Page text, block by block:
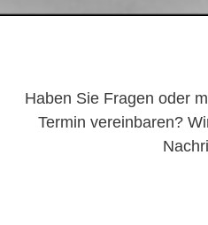
Haben Sie Fragen oder
Termin vereinbaren?